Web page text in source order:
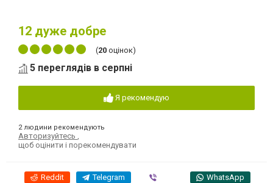
12 дуже добре
(20 оцінок)
5 переглядів в серпні
Я рекомендую
2 людини рекомендують
Авторизуйтесь ,
щоб оцінити і порекомендувати
Reddit Telegram WhatsApp